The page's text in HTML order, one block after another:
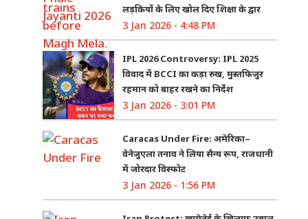
लड़कियों के लिए खोल दिए शिक्षा के द्वार
3 Jan 2026 - 4:48 PM
IPL 2026 Controversy: IPL 2025
विवाद में BCCI का कड़ा रुख, मुस्तफिजुर
रहमान को बाहर रखने का निर्देश
3 Jan 2026 - 3:01 PM
Caracas Under Fire: अमेरिका–
वेनेजुएला तनाव ने लिया सैन्य रूप, राजधानी
में जोरदार विस्फोट
3 Jan 2026 - 1:56 PM